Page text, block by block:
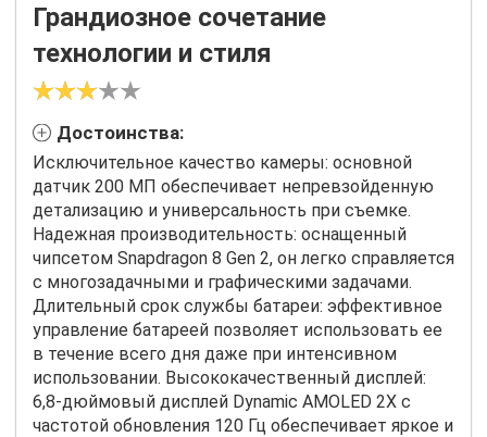
Грандиозное сочетание
технологии и стиля
Достоинства:
Исключительное качество камеры: основной
датчик 200 МП обеспечивает непревзойденную
детализацию и универсальность при съемке.
Надежная производительность: оснащенный
чипсетом Snapdragon 8 Gen 2, он легко справляется
с многозадачными и графическими задачами.
Длительный срок службы батареи: эффективное
управление батареей позволяет использовать ее
в течение всего дня даже при интенсивном
использовании. Высококачественный дисплей:
6,8-дюймовый дисплей Dynamic AMOLED 2X с
частотой обновления 120 Гц обеспечивает яркое и